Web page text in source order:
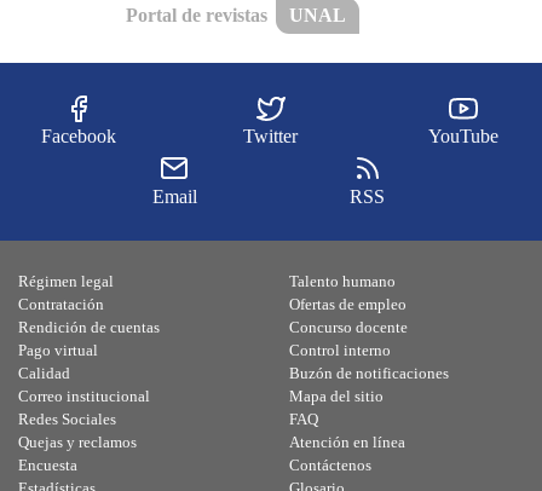
Portal de revistas UNAL
Facebook Twitter YouTube
Email RSS
Régimen legal
Contratación
Rendición de cuentas
Pago virtual
Calidad
Talento humano
Ofertas de empleo
Concurso docente
Control interno
Buzón de notificaciones
Correo institucional
Redes Sociales
Quejas y reclamos
Encuesta
Mapa del sitio
FAQ
Atención en línea
Contáctenos